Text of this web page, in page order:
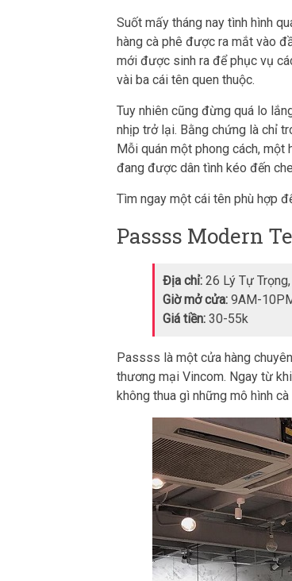
Suốt mấy tháng nay tình hình
hàng cà phê được ra mắt vào
mới được sinh ra để phục vụ
vài ba cái tên quen thuộc.
Tuy nhiên cũng đừng quá lo
nhịp trở lại. Bằng chứng là chỉ
Mỗi quán một phong cách, một
đang được dân tình kéo đến
Tìm ngay một cái tên phù hợp
Passss Modern
Địa chỉ: 26 Lý Tự
Giờ mở cửa: 9AM-
Giá tiền: 30-55k
Passss là một cửa hàng
thương mại Vincom. Ngay từ
không thua gì những mô hình